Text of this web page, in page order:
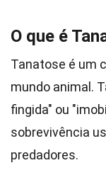
O que é
Tanatose é um
mundo animal.
fingida" ou
sobrevivência
predadores.